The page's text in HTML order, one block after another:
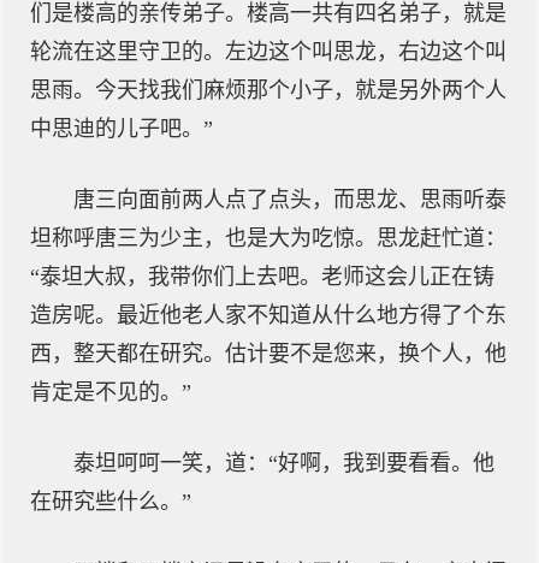
们是楼高的亲传弟子。楼高一共有四名弟子，就是
轮流在这里守卫的。左边这个叫思龙，右边这个叫
思雨。今天找我们麻烦那个小子，就是另外两个人
中思迪的儿子吧。”
唐三向面前两人点了点头，而思龙、思雨听泰
坦称呼唐三为少主，也是大为吃惊。思龙赶忙道：
“泰坦大叔，我带你们上去吧。老师这会儿正在铸
造房呢。最近他老人家不知道从什么地方得了个东
西，整天都在研究。估计要不是您来，换个人，他
肯定是不见的。”
泰坦呵呵一笑，道：“好啊，我到要看看。他
在研究些什么。”